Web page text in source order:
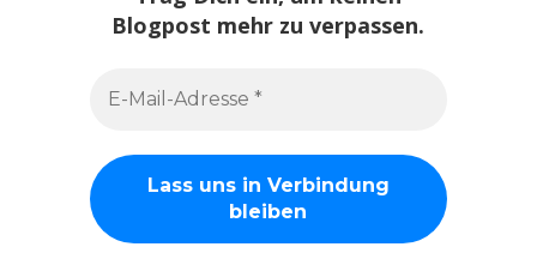
Blogpost mehr zu verpassen.